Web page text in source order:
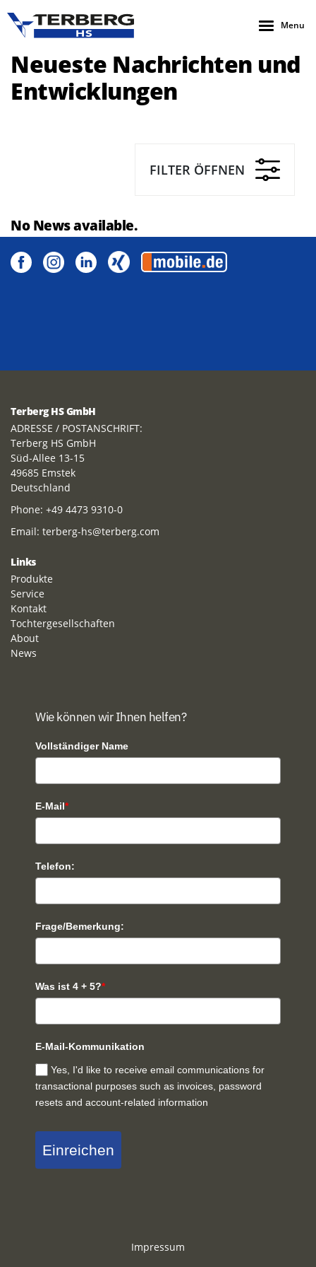
Menu
Neueste Nachrichten und
Entwicklungen
FILTER ÖFFNEN
No News available.
Terberg HS GmbH
ADRESSE / POSTANSCHRIFT:
Terberg HS GmbH
Süd-Allee 13-15
49685 Emstek
Deutschland
Phone: +49 4473 9310-0
Email: terberg-hs@terberg.com
Links
Produkte
Service
Kontakt
Tochtergesellschaften
About
News
Wie können wir Ihnen helfen?
Vollständiger Name
E-Mail*
Telefon:
Frage/Bemerkung:
Was ist 4 + 5?*
E-Mail-Kommunikation
Yes, I'd like to receive email communications for
transactional purposes such as invoices, password
resets and account-related information
Einreichen
Impressum